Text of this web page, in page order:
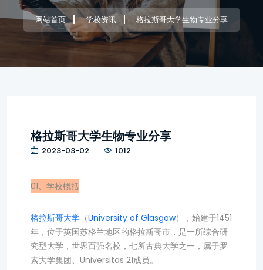
网站首页 学校资讯 格拉斯哥大学生物专业分享
格拉斯哥大学生物专业分享
2023-03-02 1012
01、学校概括
格拉斯哥大学 （University of Glasgow），始建于1451
年，位于英国苏格兰地区的格拉斯哥市，是一所综合研
究型大学，世界百强名校，七所古典大学之一，属于罗
素大学集团、Universitas 21成员。